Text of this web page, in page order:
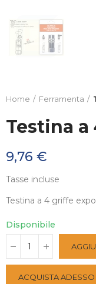
Home Ferramenta
Testina
9,76 €
Tasse incluse
Testina a 4 griffe
Disponibile
ACQUISTA ADESSO